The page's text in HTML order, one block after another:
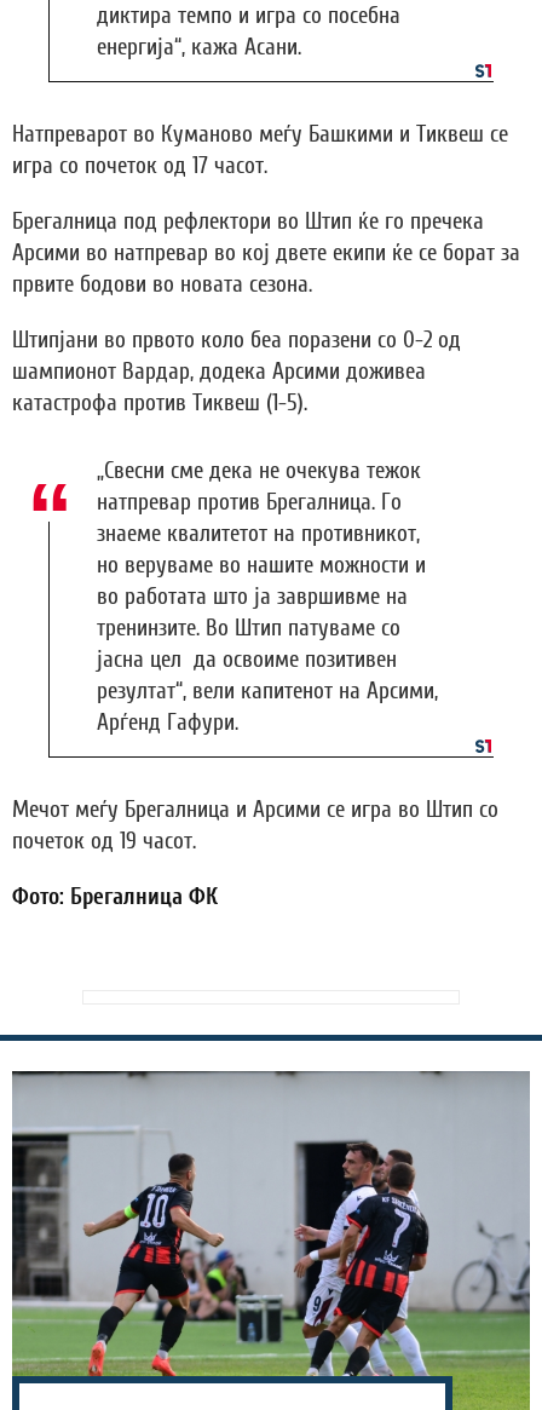
диктира темпо и игра со посебна
енергија“, кажа Асани.
Натпреварот во Куманово меѓу Башкими и Тиквеш се
игра со почеток од 17 часот.
Брегалница под рефлектори во Штип ќе го пречека
Арсими во натпревар во кој двете екипи ќе се борат за
првите бодови во новата сезона.
Штипјани во првото коло беа поразени со 0-2 од
шампионот Вардар, додека Арсими доживеа
катастрофа против Тиквеш (1-5).
„Свесни сме дека нe очекува тежок
натпревар против Брегалница. Го
знаеме квалитетот на противникот,
но веруваме во нашите можности и
во работата што ја завршивме на
тренинзите. Во Штип патуваме со
јасна цел да освоиме позитивен
резултат“, вели капитенот на Арсими,
Арѓенд Гафури.
Мечот меѓу Брегалница и Арсими се игра во Штип со
почеток од 19 часот.
Фото: Брегалница ФК